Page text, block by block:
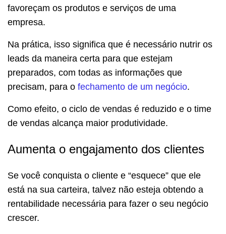
favoreçam os produtos e serviços de uma
empresa.
Na prática, isso significa que é necessário nutrir os
leads da maneira certa para que estejam
preparados, com todas as informações que
precisam, para o fechamento de um negócio.
Como efeito, o ciclo de vendas é reduzido e o time
de vendas alcança maior produtividade.
Aumenta o engajamento dos clientes
Se você conquista o cliente e “esquece” que ele
está na sua carteira, talvez não esteja obtendo a
rentabilidade necessária para fazer o seu negócio
crescer.